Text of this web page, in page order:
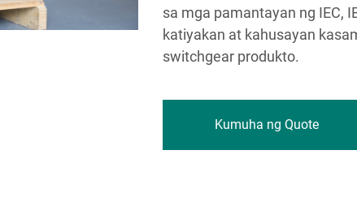
sa mga pamantayan ng IEC,
katiyakan at kahusayan
switchgear produkto.
Kumuha ng Quote